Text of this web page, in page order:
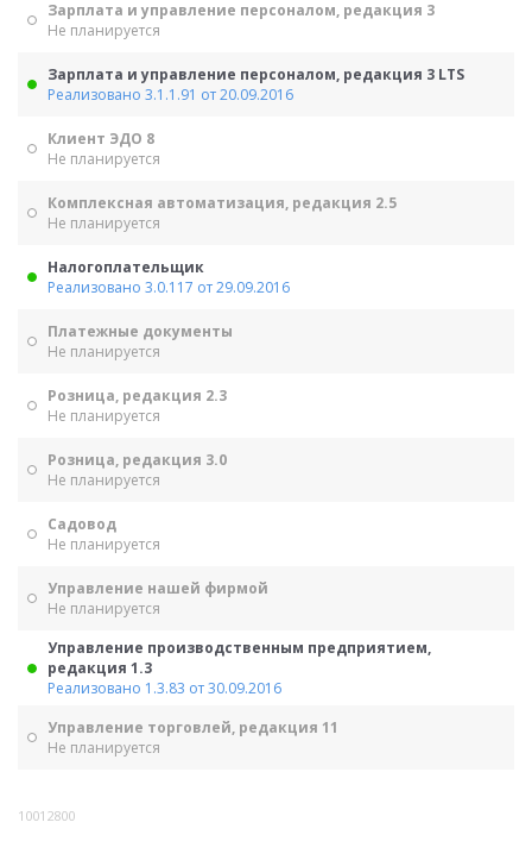
Зарплата и управление персоналом, редакция 3
Не планируется
Зарплата и управление персоналом, редакция 3 LTS
Реализовано 3.1.1.91 от 20.09.2016
Клиент ЭДО 8
Не планируется
Комплексная автоматизация, редакция 2.5
Не планируется
Налогоплательщик
Реализовано 3.0.117 от 29.09.2016
Платежные документы
Не планируется
Розница, редакция 2.3
Не планируется
Розница, редакция 3.0
Не планируется
Садовод
Не планируется
Управление нашей фирмой
Не планируется
Управление производственным предприятием,
редакция 1.3
Реализовано 1.3.83 от 30.09.2016
Управление торговлей, редакция 11
Не планируется
10012800